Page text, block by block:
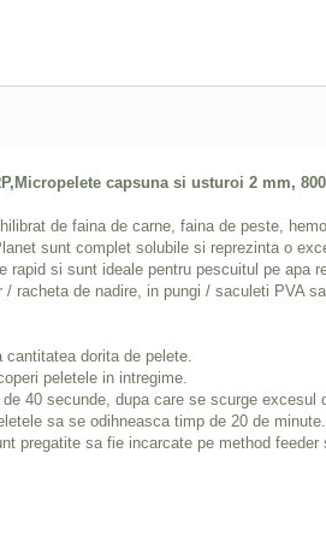
capsuna si usturoi 2 mm,
de faina de carne, faina de peste,
sunt complet solubile si reprezinta o
rapid si sunt ideale pentru pescuitul pe apa
racheta de nadire, in pungi / saculeti PVA
dorita de pelete.
peletele in intregime.
40 secunde, dupa care se scurge excesul
sa se odihneasca timp de 20 de minute.
pregatite sa fie incarcate pe method feeder